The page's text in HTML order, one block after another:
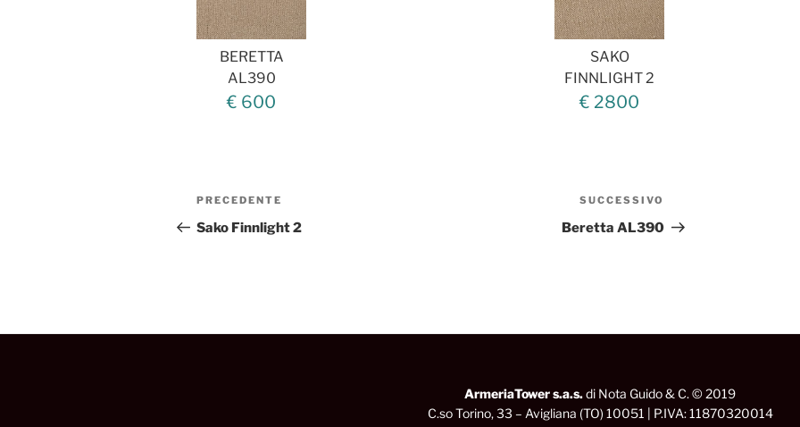
BERETTA
AL390
€ 600
SAKO
FINNLIGHT 2
€ 2800
Navigazione
articoli
Articolo
precedente:
PRECEDENTE
Sako Finnlight 2
successivo
SUCCESSIVO
Beretta AL390
ArmeriaTower s.a.s.di Nota Guido & C. © 2019
C.so Torino, 33 – Avigliana (TO) 10051 | P.IVA: 11870320014